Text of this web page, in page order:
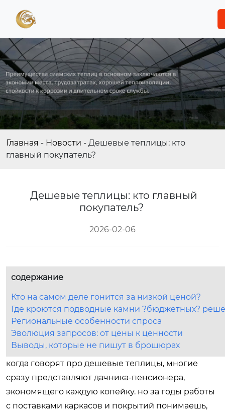
Главная - Новости - Дешевые теплицы: кто
главный покупатель?
Дешевые теплицы: кто главный
покупатель?
2026-02-06
содержание
Кто на самом деле гонится за низкой ценой?
Где кроются подводные камни ?бюджетных?
Региональные особенности спроса
Эволюция запросов: от цены к ценности
Выводы, которые не пишут в брошюрах
когда говорят про дешевые теплицы, многие
сразу представляют дачника-пенсионера,
экономящего каждую копейку. но за годы работы
с поставками каркасов и покрытий понимаешь,